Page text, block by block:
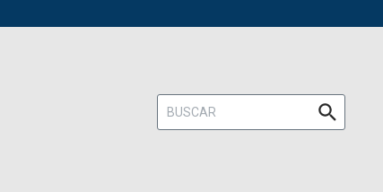
Buscar: